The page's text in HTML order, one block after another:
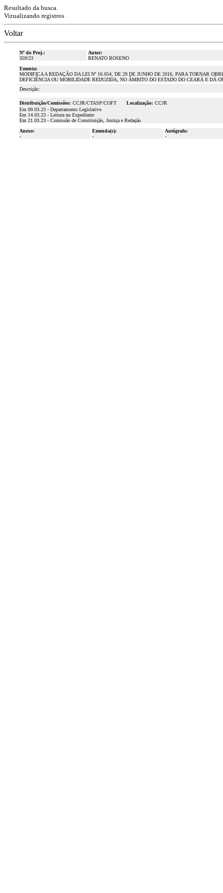
Resultado da busca.
Vizualizando registros
Voltar
Nº do Proj.:
359/23
Autor:
RENATO ROSENO
Ementa:
MODIFICA A REDAÇÃO DA LEI Nº 16.054, DE 29 DE JUNHO DE 2016, PARA TORNAR
DEFICIÊNCIA OU MOBILIDADE REDUZIDA, NO ÂMBITO DO ESTADO DO CEARÁ E DÁ
Descrição:
Distribuição/Comissões: CCJR/CTASP/COFT Localização: CCJR
Em 09.03.23 - Departamento Legislativo
Em 14.03.23 - Leitura no Expediente
Em 21.03.23 - Comissão de Constituição, Justiça e Redação
Anexo:
-
Emenda(s):
-
Autógrafo:
-